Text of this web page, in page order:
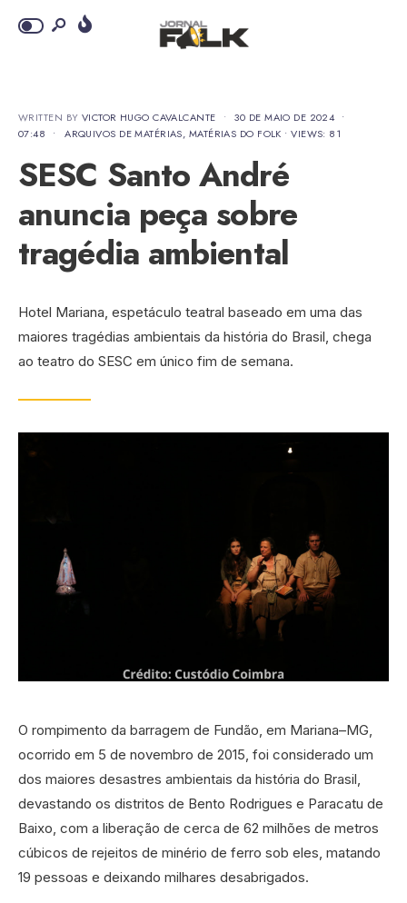
WRITTEN BY VICTOR HUGO CAVALCANTE • 30 DE MAIO DE 2024 •
07:48
• ARQUIVOS DE MATÉRIAS, MATÉRIAS DO FOLK •VIEWS: 81
SESC Santo André
anuncia peça sobre
tragédia ambiental
Hotel Mariana, espetáculo teatral baseado em uma das
maiores tragédias ambientais da história do Brasil, chega
ao teatro do SESC em único fim de semana.
O rompimento da barragem de Fundão, em Mariana–MG,
ocorrido em 5 de novembro de 2015, foi considerado um
dos maiores desastres ambientais da história do Brasil,
devastando os distritos de Bento Rodrigues e Paracatu de
Baixo, com a liberação de cerca de 62 milhões de metros
cúbicos de rejeitos de minério de ferro sob eles, matando
19 pessoas e deixando milhares desabrigados.